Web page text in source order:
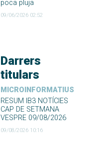
poca pluja
09/06/2026 02:52
Darrers
titulars
MICROINFORMATIUS
RESUM IB3 NOTÍCIES
CAP DE SETMANA
VESPRE 09/08/2026
09/08/2026 10:16